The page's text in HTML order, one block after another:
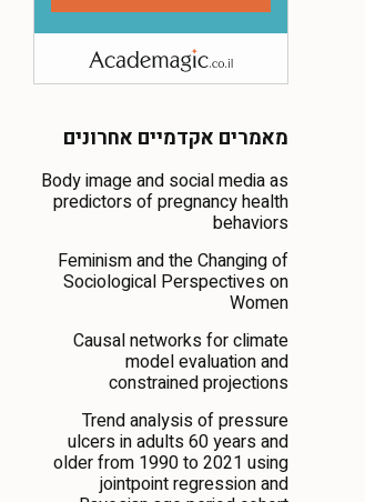
מאמרים אקדמיים אחרונים
Body image and social media as
predictors of pregnancy health
behaviors
Feminism and the Changing of
Sociological Perspectives on
Women
Causal networks for climate
model evaluation and
constrained projections
Trend analysis of pressure
ulcers in adults 60 years and
older from 1990 to 2021 using
jointpoint regression and